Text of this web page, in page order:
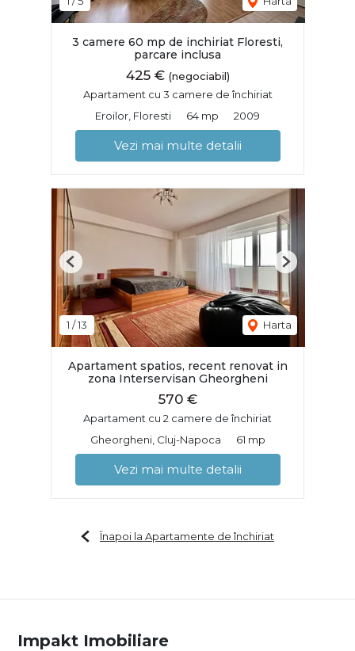
3 camere 60 mp de inchiriat Floresti,
parcare inclusa
425 € (negociabil)
Apartament cu 3 camere de închiriat
Eroilor, Floresti
64 mp 2009
Vezi mai multe detalii
1 /13 Harta
Previous Next
Apartament spatios, recent renovat in
zona Interservisan Gheorgheni
570 €
Apartament cu 2 camere de închiriat
Gheorgheni, Cluj-Napoca
61 mp
Vezi mai multe detalii
Înapoi la Apartamente de închiriat
Impakt Imobiliare